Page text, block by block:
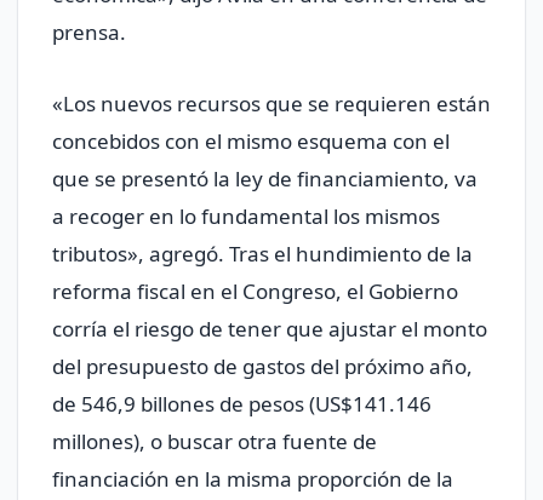
prensa.
«Los nuevos recursos que se requieren están
concebidos con el mismo esquema con el
que se presentó la ley de financiamiento, va
a recoger en lo fundamental los mismos
tributos», agregó. Tras el hundimiento de la
reforma fiscal en el Congreso, el Gobierno
corría el riesgo de tener que ajustar el monto
del presupuesto de gastos del próximo año,
de 546,9 billones de pesos (US$141.146
millones), o buscar otra fuente de
financiación en la misma proporción de la